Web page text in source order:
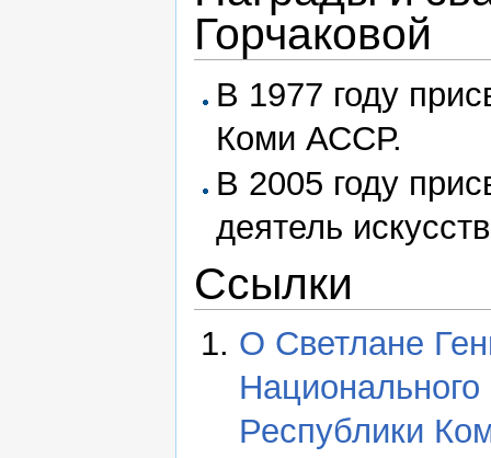
Горчаковой
В 1977 году
Коми АССР.
В 2005 году
деятель
Ссылки
О Светлане
Национального
Республики